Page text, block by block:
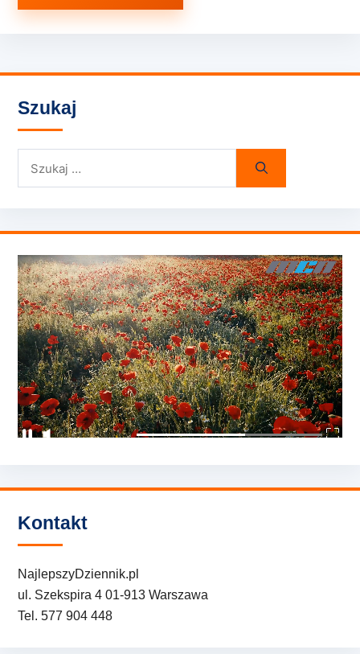
Szukaj
Kontakt
NajlepszyDziennik.pl
ul. Szekspira 4 01-913 Warszawa
Tel. 577 904 448